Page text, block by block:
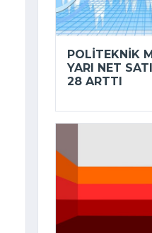
POLITEKNIK
YARI NET
28 ARTTI